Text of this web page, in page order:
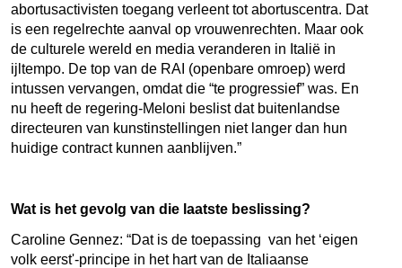
abortusactivisten toegang verleent tot abortuscentra. Dat
is een regelrechte aanval op vrouwenrechten. Maar ook
de culturele wereld en media veranderen in Italië in
ijltempo. De top van de RAI (openbare omroep) werd
intussen vervangen, omdat die “te progressief” was. En
nu heeft de regering-Meloni beslist dat buitenlandse
directeuren van kunstinstellingen niet langer dan hun
huidige contract kunnen aanblijven.”
Wat is het gevolg van die laatste beslissing?
Caroline Gennez: “Dat is de toepassing van het ‘eigen
volk eerst'-principe in het hart van de Italiaanse